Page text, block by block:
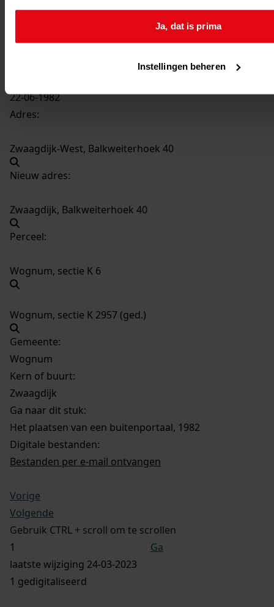
Ja, dat is prima
Instellingen beheren
Datering:
Beschrijving:
Het plaatsen van een buitenportaal
22-06-1982
Adres:
Zwaagdijk-West, Balkweiterhoek 40
Nieuw adres:
Zwaagdijk, Balkweiterhoek 40
Perceel:
Wognum, sectie K 6
Wognum, sectie K 2957 (ged.)
Gemeente:
Wognum
Kern of buurt:
Zwaagdijk
Ga naar dit stuk:
Het plaatsen van een buitenportaal, 1982
Digitale bestanden:
Bestanden per e-mail ontvangen
Vorige
Volgende
Gebruik CTRL + scroll om te scrollen
Ga
laatste wijziging 24-03-2023
1 gedigitaliseerd